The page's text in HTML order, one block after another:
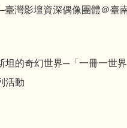
臺灣影壇資深偶像團體＠臺
坦的奇幻世界─「一冊一世
活動